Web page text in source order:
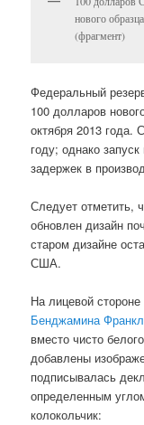
нового образца
(фрагмент)
Федеральный
100 долларов
октября 2013 года.
году; однако
задержек в
Следует отметить,
обновлен дизайн
старом дизайне
США.
На лицевой
Бенджамина
вместо чисто
добавлены
подписывалась
определенным
колокольчик: